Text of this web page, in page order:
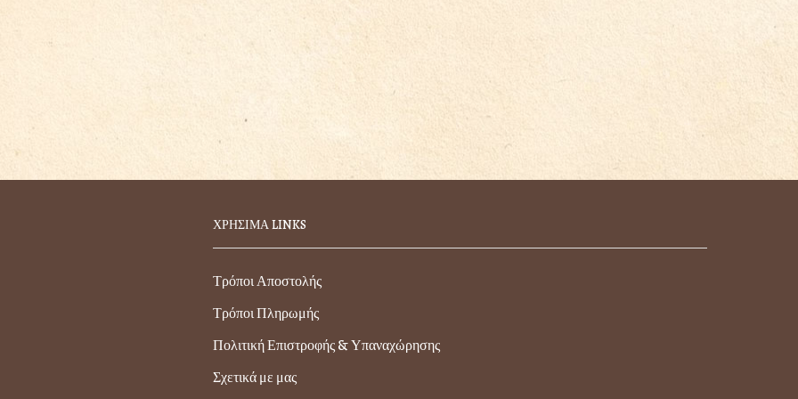
ΧΡΗΣΙΜΑ LINKS
Τρόποι Αποστολής
Τρόποι Πληρωμής
Πολιτική Επιστροφής & Υπαναχώρησης
Σχετικά με μας